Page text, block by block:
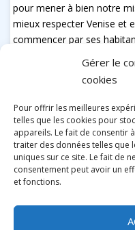
Gérer le
cookies
Pour offrir les meilleures
telles que les cookies pour
appareils. Le fait de consentir
traiter des données telles que
uniques sur ce site. Le fait de
consentement peut avoir un
et fonctions.
pour mener à bien notre
mieux respecter Venise et
commencer par ses